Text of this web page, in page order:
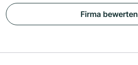
Firma bewerten